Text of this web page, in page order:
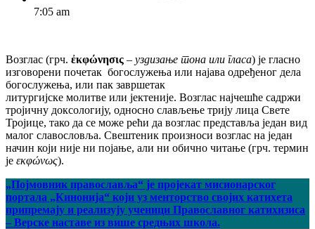
7:05 am
Возглас (грч. ἐκφώνησις – уздизање тона или гласа) је гласно
изговорени почетак богослужења или најава одређеног дела
богослужења, или пак завршетак
литургијске молитве или јектеније. Возглас најчешће садржи
тројичну доксологију, односно слављење трију лица Свете
Тројице, тако да се може рећи да возглас представља један вид
малог славословља. Свештеник произноси возглас на један
начин који није ни појање, али ни обично читање (грч. термин
је εκφώνως).
„Појмовник православља“ је пројекат мисионарског
портала „Кинонија“ који уз менторство својих катихета
припремају и реализују ученици Православног катихизиса
– Верске наставе из више средњих школа.